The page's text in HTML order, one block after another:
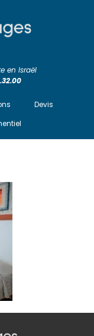
en Israël
Devis